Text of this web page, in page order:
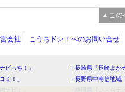
▲この
会社 こうちドン！へのお問い合せ
ビっち！」
・長崎県「長崎よか
ミ！」
・長野県中南信地域